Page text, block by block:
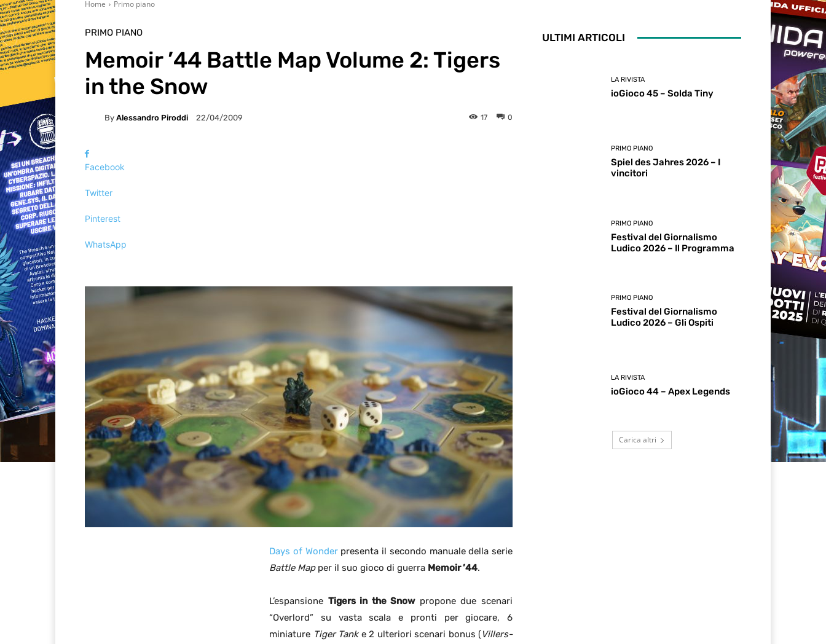
Home Primo piano
PRIMO PIANO
Memoir ’44 Battle Map Volume 2: Tigers
in the Snow
By Alessandro Piroddi 22/04/2009 0
17
Facebook
Twitter
Pinterest
WhatsApp
Days of Wonderpresenta il secondo manuale della serie
Battle Mapper il suo gioco di guerra Memoir ’44.
L’espansione Tigers in the Snowpropone due scenari
“Overlord” su vasta scala e pronti per giocare, 6
miniature Tiger Tanke 2 ulteriori scenari bonus (Villers-
ULTIMI ARTICOLI
LA RIVISTA
ioGioco 45 – Solda Tiny
PRIMO PIANO
Spiel des Jahres 2026 – I
vincitori
PRIMO PIANO
Festival del Giornalismo
Ludico 2026 – Il Programma
PRIMO PIANO
Festival del Giornalismo
Ludico 2026 – Gli Ospiti
LA RIVISTA
ioGioco 44 – Apex Legends
Carica altri